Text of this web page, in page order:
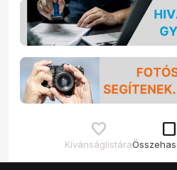
Kívánságlistára
check_box_outline_blank